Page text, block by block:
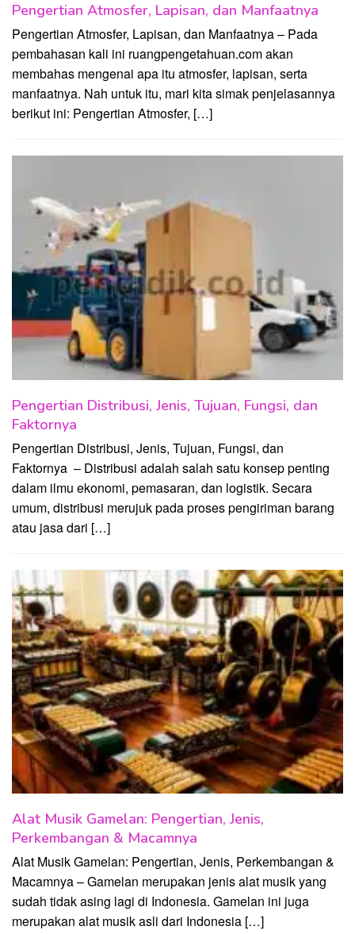
Pengertian Atmosfer, Lapisan, dan Manfaatnya
Pengertian Atmosfer, Lapisan, dan Manfaatnya – Pada
pembahasan kali ini ruangpengetahuan.com akan
membahas mengenai apa itu atmosfer, lapisan, serta
manfaatnya. Nah untuk itu, mari kita simak penjelasannya
berikut ini: Pengertian Atmosfer, […]
Pengertian Distribusi, Jenis, Tujuan, Fungsi, dan
Faktornya
Pengertian Distribusi, Jenis, Tujuan, Fungsi, dan
Faktornya – Distribusi adalah salah satu konsep penting
dalam ilmu ekonomi, pemasaran, dan logistik. Secara
umum, distribusi merujuk pada proses pengiriman barang
atau jasa dari […]
Alat Musik Gamelan: Pengertian, Jenis,
Perkembangan & Macamnya
Alat Musik Gamelan: Pengertian, Jenis, Perkembangan &
Macamnya – Gamelan merupakan jenis alat musik yang
sudah tidak asing lagi di Indonesia. Gamelan ini juga
merupakan alat musik asli dari Indonesia […]